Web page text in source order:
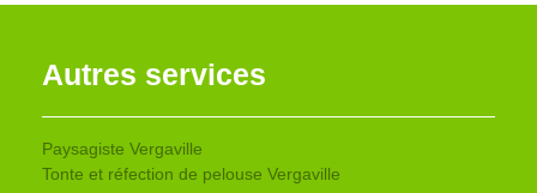
Autres services
Paysagiste Vergaville
Tonte et réfection de pelouse Vergaville